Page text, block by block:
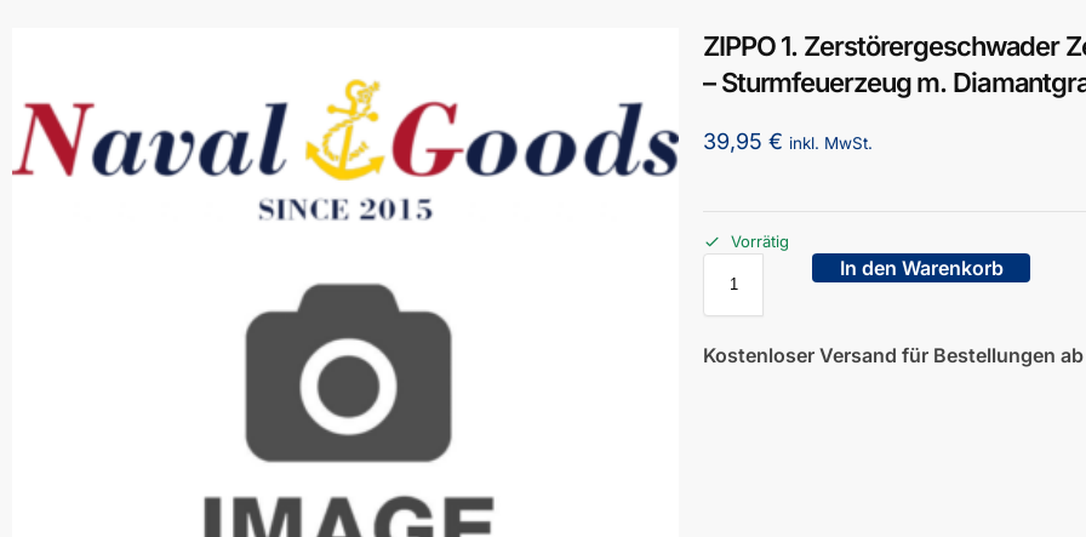
ZIPPO 1. Zerstörergeschwader
– Sturmfeuerzeug m.
39,95 € inkl. MwSt.
Vorrätig
In den Warenkorb
Kostenloser Versand für Bestellungen